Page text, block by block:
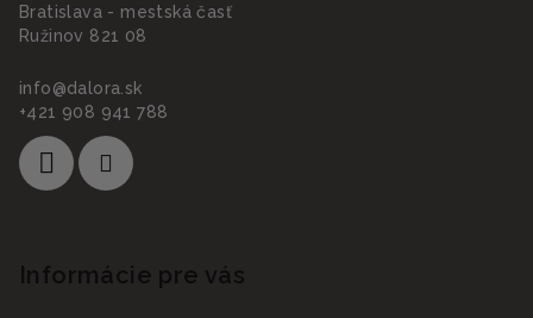
Bratislava - mestská časť
Ružinov 821 08
info@dalora.sk
+421 908 941 788
Informácie pre vás